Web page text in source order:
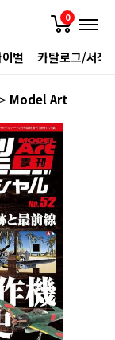
0
벌 카탈로그/서적
> Model Art